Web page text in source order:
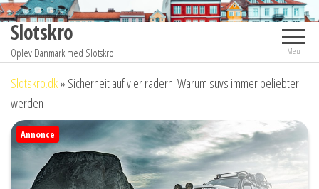
Videre
indhold
Slotskro
Oplev Danmark med Slotskro Menu
Slotskro.dk» Sicherheit auf vier rädern: Warum suvs immer beliebter
werden
Annonce